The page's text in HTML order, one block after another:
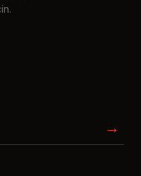
→